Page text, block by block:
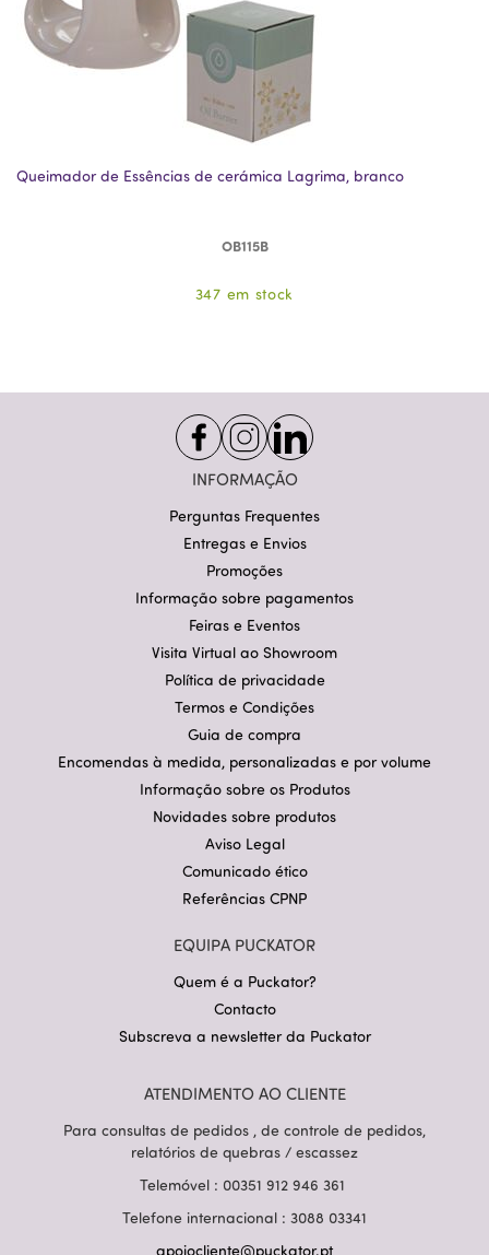
Queimador de Essências de cerámica Lagrima, branco
OB115B
347 em stock
INFORMAÇÃO
Perguntas Frequentes
Entregas e Envios
Promoções
Informação sobre pagamentos
Feiras e Eventos
Visita Virtual ao Showroom
Política de privacidade
Termos e Condições
Guia de compra
Encomendas à medida, personalizadas e por volume
Informação sobre os Produtos
Novidades sobre produtos
Aviso Legal
Comunicado ético
Referências CPNP
EQUIPA PUCKATOR
Quem é a Puckator?
Contacto
Subscreva a newsletter da Puckator
ATENDIMENTO AO CLIENTE
Para consultas de pedidos , de controle de pedidos,
relatórios de quebras / escassez
Telemóvel : 00351 912 946 361
Telefone internacional : 3088 03341
apoiocliente@puckator.pt